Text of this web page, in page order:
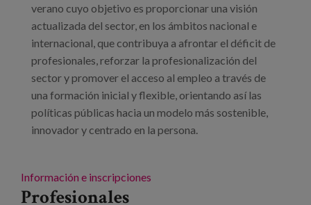
verano cuyo objetivo es proporcionar una visión
actualizada del sector, en los ámbitos nacional e
internacional, que contribuya a afrontar el déficit de
profesionales, reforzar la profesionalización del
sector y promover el acceso al empleo a través de
una formación inicial y flexible, orientando así las
políticas públicas hacia un modelo más sostenible,
innovador y centrado en la persona.
Información e inscripciones
Profesionales